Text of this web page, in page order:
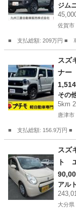
スタ
Ｄ
ジム
佐賀市
■ 支払総額: 209万円 ■
ジ
スズ
ナー
スト
ＥＤ
スト
その
5km
唐津市
■ 支払総額: 156.9万円
その
スズ
ト
ド
ＴＯ
アルト
大分県